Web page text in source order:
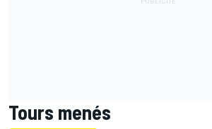
Tours menés